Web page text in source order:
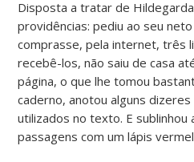
Disposta a tratar de
providências: pediu ao seu
comprasse, pela internet, três
recebê-los, não saiu de casa
página, o que lhe tomou
caderno, anotou alguns
utilizados no texto. E sublinhou
passagens com um lápis